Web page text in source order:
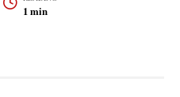
1 min